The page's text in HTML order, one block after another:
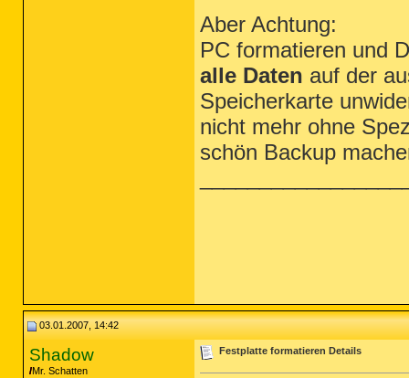
Aber Achtung:
PC formatieren und
alle Daten auf der
Speicherkarte
nicht mehr ohne
schön Backup
03.01.2007, 14:42
Shadow
Mr. Schatten
Festplatte formatieren Details